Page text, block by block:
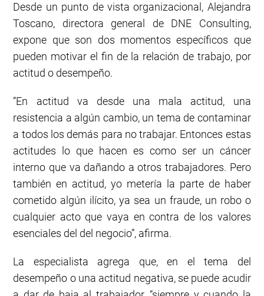
Desde un punto de vista organizacional, Alejandra
Toscano, directora general de DNE Consulting,
expone que son dos momentos específicos que
pueden motivar el fin de la relación de trabajo, por
actitud o desempeño.
“En actitud va desde una mala actitud, una
resistencia a algún cambio, un tema de contaminar
a todos los demás para no trabajar. Entonces estas
actitudes lo que hacen es como ser un cáncer
interno que va dañando a otros trabajadores. Pero
también en actitud, yo metería la parte de haber
cometido algún ilícito, ya sea un fraude, un robo o
cualquier acto que vaya en contra de los valores
esenciales del del negocio”, afirma.
La especialista agrega que, en el tema del
desempeño o una actitud negativa, se puede acudir